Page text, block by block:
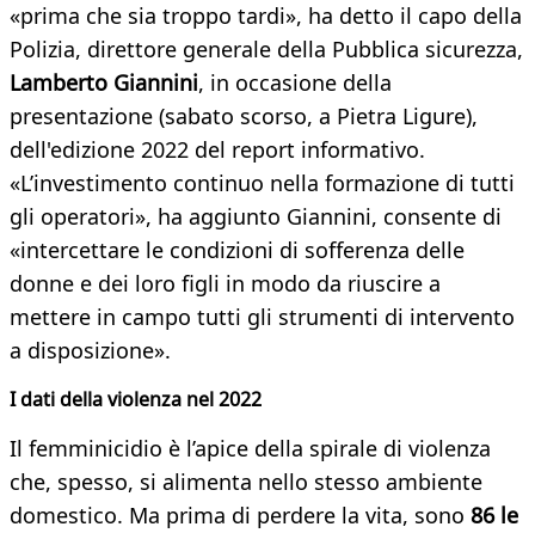
«prima che sia troppo tardi», ha detto il capo della
Polizia, direttore generale della Pubblica sicurezza,
Lamberto Giannini, in occasione della
presentazione (sabato scorso, a Pietra Ligure),
dell'edizione 2022 del report informativo.
«L’investimento continuo nella formazione di tutti
gli operatori», ha aggiunto Giannini, consente di
«intercettare le condizioni di sofferenza delle
donne e dei loro figli in modo da riuscire a
mettere in campo tutti gli strumenti di intervento
a disposizione».
I dati della violenza nel 2022
Il femminicidio è l’apice della spirale di violenza
che, spesso, si alimenta nello stesso ambiente
domestico. Ma prima di perdere la vita, sono 86 le